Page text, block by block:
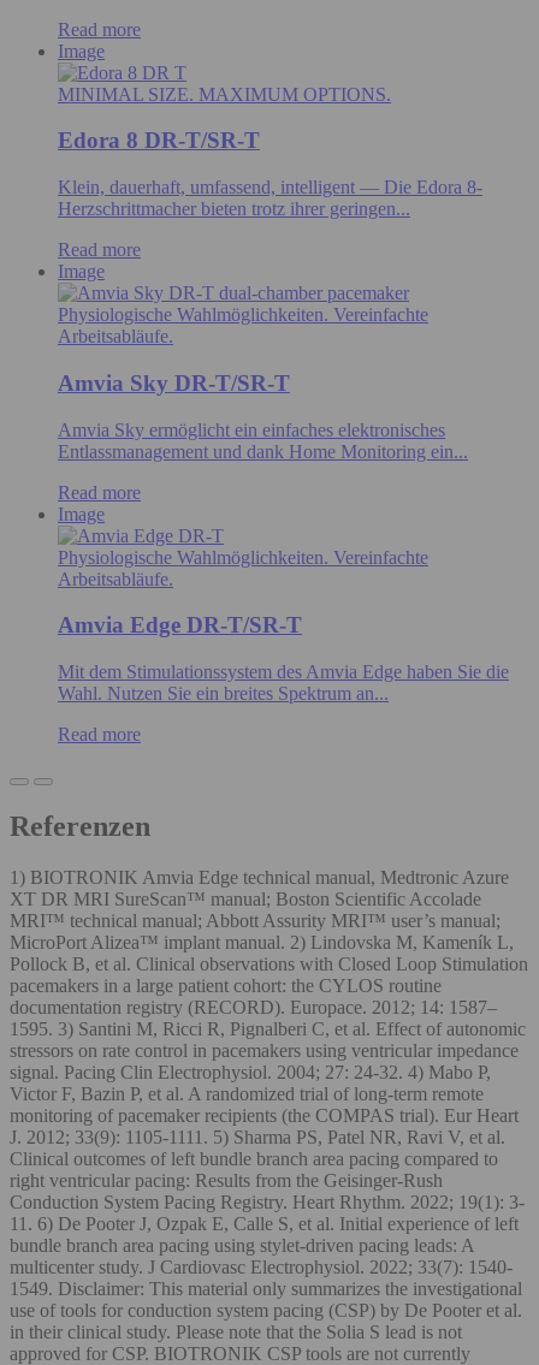
Read more
Image
MINIMAL SIZE. MAXIMUM OPTIONS.
Edora 8 DR-T/SR-T
Klein, dauerhaft, umfassend, intelligent — Die Edora 8-
Herzschrittmacher bieten trotz ihrer geringen...
Read more
Image
Physiologische Wahlmöglichkeiten. Vereinfachte
Arbeitsabläufe.
Amvia Sky DR-T/SR-T
Amvia Sky ermöglicht ein einfaches elektronisches
Entlassmanagement und dank Home Monitoring ein...
Read more
Image
Physiologische Wahlmöglichkeiten. Vereinfachte
Arbeitsabläufe.
Amvia Edge DR-T/SR-T
Mit dem Stimulationssystem des Amvia Edge haben Sie die
Wahl. Nutzen Sie ein breites Spektrum an...
Read more
Referenzen
1) BIOTRONIK Amvia Edge technical manual, Medtronic Azure
XT DR MRI SureScan™ manual; Boston Scientific Accolade
MRI™ technical manual; Abbott Assurity MRI™ user’s manual;
MicroPort Alizea™ implant manual. 2) Lindovska M, Kameník L,
Pollock B, et al. Clinical observations with Closed Loop Stimulation
pacemakers in a large patient cohort: the CYLOS routine
documentation registry (RECORD). Europace. 2012; 14: 1587–
1595. 3) Santini M, Ricci R, Pignalberi C, et al. Effect of autonomic
stressors on rate control in pacemakers using ventricular impedance
signal. Pacing Clin Electrophysiol. 2004; 27: 24-32. 4) Mabo P,
Victor F, Bazin P, et al. A randomized trial of long-term remote
monitoring of pacemaker recipients (the COMPAS trial). Eur Heart
J. 2012; 33(9): 1105-1111. 5) Sharma PS, Patel NR, Ravi V, et al.
Clinical outcomes of left bundle branch area pacing compared to
right ventricular pacing: Results from the Geisinger-Rush
Conduction System Pacing Registry. Heart Rhythm. 2022; 19(1): 3-
11. 6) De Pooter J, Ozpak E, Calle S, et al. Initial experience of left
bundle branch area pacing using stylet-driven pacing leads: A
multicenter study. J Cardiovasc Electrophysiol. 2022; 33(7): 1540-
1549. Disclaimer: This material only summarizes the investigational
use of tools for conduction system pacing (CSP) by De Pooter et al.
in their clinical study. Please note that the Solia S lead is not
approved for CSP. BIOTRONIK CSP tools are not currently